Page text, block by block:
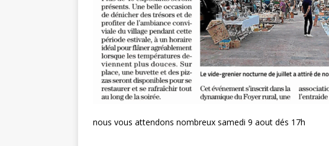
nous vous attendons nombreux samedi 9 aout dés 17h